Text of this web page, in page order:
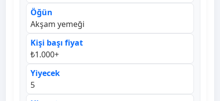
Öğün
Akşam yemeği
Kişi başı fiyat
₺1.000+
Yiyecek
5